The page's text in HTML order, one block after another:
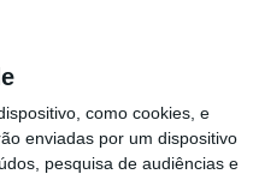
como cookies, e
enviadas por um dispositivo
pesquisa de audiências e